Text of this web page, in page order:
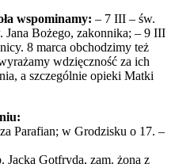
wspominamy: – 7 III – św.
Bożego, zakonnika; – 9 III
8 marca obchodzimy też
wdzięczność za ich
a szczególnie opieki Matki
Parafian; w Grodzisku o 17. –
Gotfryda, zam. żona z